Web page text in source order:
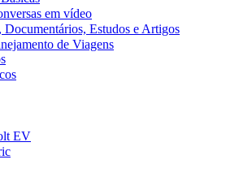
em vídeo
Estudos e Artigos
de Viagens
EV